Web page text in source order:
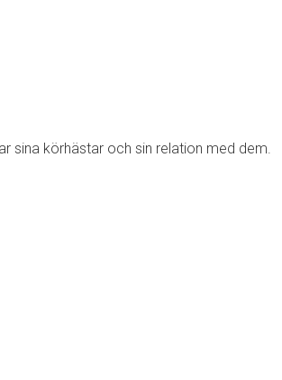
sina körhästar och sin relation med dem.